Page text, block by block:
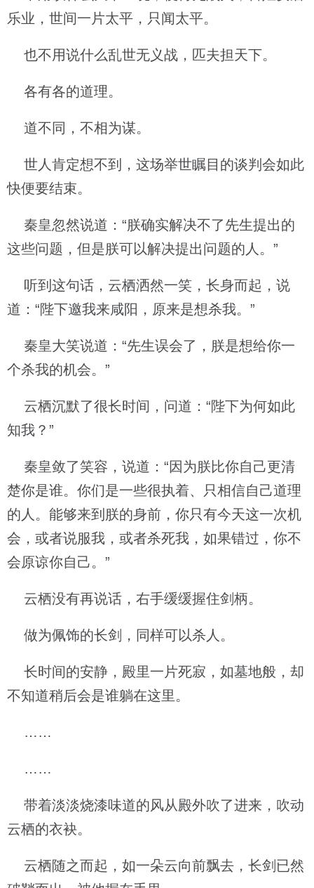
乐业，世间一片太平，只闻太平。
也不用说什么乱世无义战，匹夫担天下。
各有各的道理。
道不同，不相为谋。
世人肯定想不到，这场举世瞩目的谈判会如此
快便要结束。
秦皇忽然说道：“朕确实解决不了先生提出的
这些问题，但是朕可以解决提出问题的人。”
听到这句话，云栖洒然一笑，长身而起，说
道：“陛下邀我来咸阳，原来是想杀我。”
秦皇大笑说道：“先生误会了，朕是想给你一
个杀我的机会。”
云栖沉默了很长时间，问道：“陛下为何如此
知我？”
秦皇敛了笑容，说道：“因为朕比你自己更清
楚你是谁。你们是一些很执着、只相信自己道理
的人。能够来到朕的身前，你只有今天这一次机
会，或者说服我，或者杀死我，如果错过，你不
会原谅你自己。”
云栖没有再说话，右手缓缓握住剑柄。
做为佩饰的长剑，同样可以杀人。
长时间的安静，殿里一片死寂，如墓地般，却
不知道稍后会是谁躺在这里。
……
……
带着淡淡烧漆味道的风从殿外吹了进来，吹动
云栖的衣袂。
云栖随之而起，如一朵云向前飘去，长剑已然